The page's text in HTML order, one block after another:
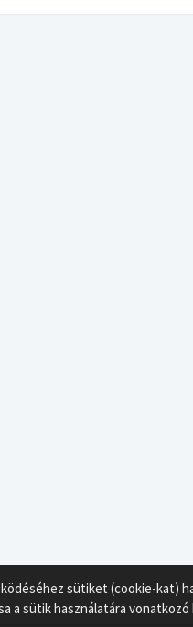
sütiket (cookie-kat)
a sütik használatára